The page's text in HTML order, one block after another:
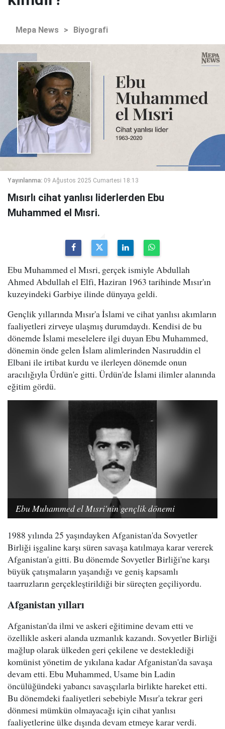
Mepa News > Biyografi
Yayınlanma: 09 Ağustos 2025 Cumartesi 18:13
Mısırlı cihat yanlısı liderlerden Ebu
Muhammed el Mısri.
Ebu Muhammed el Mısri, gerçek ismiyle Abdullah
Ahmed Abdullah el Elfi, Haziran 1963 tarihinde Mısır'ın
kuzeyindeki Garbiye ilinde dünyaya geldi.
Gençlik yıllarında Mısır'a İslami ve cihat yanlısı akımların
faaliyetleri zirveye ulaşmış durumdaydı. Kendisi de bu
dönemde İslami meselelere ilgi duyan Ebu Muhammed,
dönemin önde gelen İslam alimlerinden Nasıruddin el
Elbani ile irtibat kurdu ve ilerleyen dönemde onun
aracılığıyla Ürdün'e gitti. Ürdün'de İslami ilimler alanında
eğitim gördü.
Ebu Muhammed el Mısri'nin gençlik dönemi
1988 yılında 25 yaşındayken Afganistan'da Sovyetler
Birliği işgaline karşı süren savaşa katılmaya karar vererek
Afganistan'a gitti. Bu dönemde Sovyetler Birliği'ne karşı
büyük çatışmaların yaşandığı ve geniş kapsamlı
taarruzların gerçekleştirildiği bir süreçten geçiliyordu.
Afganistan yılları
Afganistan'da ilmi ve askeri eğitimine devam etti ve
özellikle askeri alanda uzmanlık kazandı. Sovyetler Birliği
mağlup olarak ülkeden geri çekilene ve desteklediği
komünist yönetim de yıkılana kadar Afganistan'da savaşa
devam etti. Ebu Muhammed, Usame bin Ladin
öncülüğündeki yabancı savaşçılarla birlikte hareket etti.
Bu dönemdeki faaliyetleri sebebiyle Mısır'a tekrar geri
dönmesi mümkün olmayacağı için cihat yanlısı
faaliyetlerine ülke dışında devam etmeye karar verdi.